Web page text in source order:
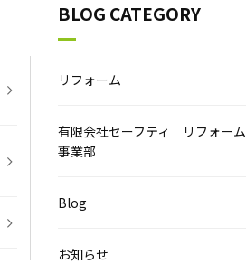
BLOG CATEGORY
リフォーム
有限会社セーフティ リフォーム
事業部
Blog
お知らせ